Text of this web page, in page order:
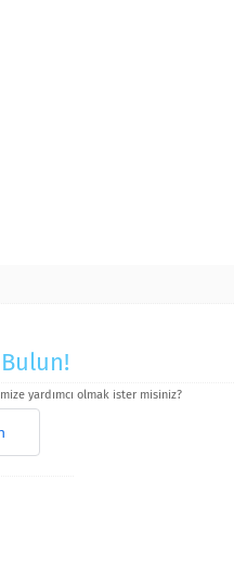
yardımcı olmak ister misiniz?